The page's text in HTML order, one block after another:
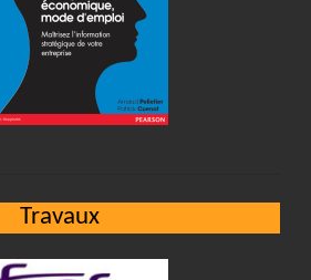
Travaux